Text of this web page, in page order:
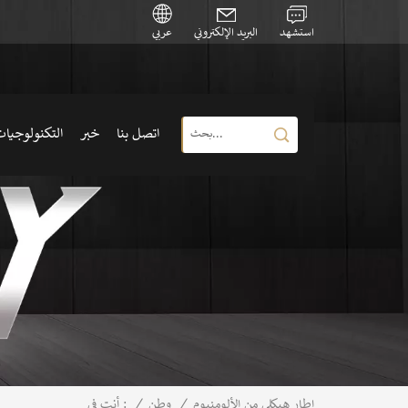
عربي البريد الإلكتروني استشهد
خبر اتصل بنا